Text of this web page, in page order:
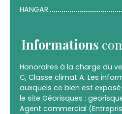
HANGAR
Informations
Honoraires à la charge du
C, Classe climat A. Les
auxquels ce bien est
le site Géorisques :
Agent commercial